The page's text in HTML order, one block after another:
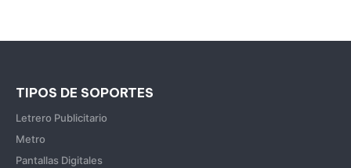
TIPOS DE SOPORTES
Letrero Publicitario
Metro
Pantallas Digitales